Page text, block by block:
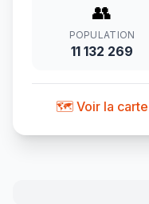
👥
POPULATION
11 132 269
🗺️ Voir la